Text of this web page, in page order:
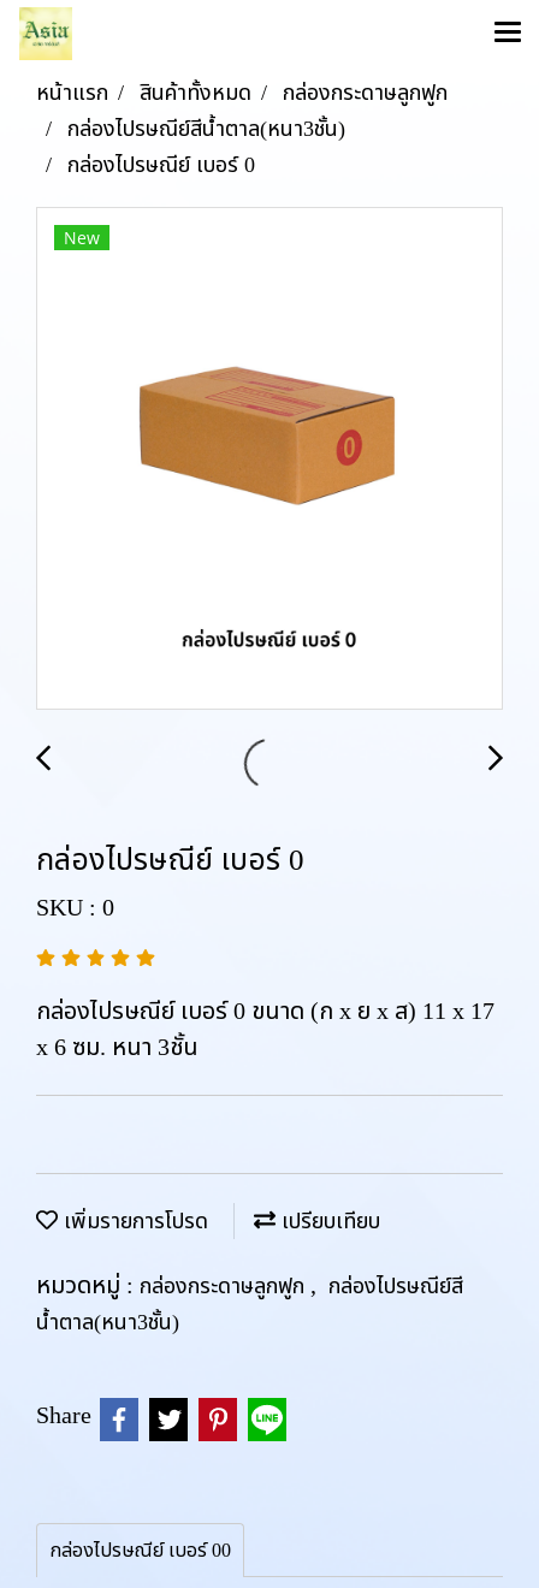
หน้าแรก สินค้าทั้งหมด
กล่องกระดาษลูกฟูก
กล่องไปรษณีย์สีน้ำตาล(หนา3ชั้น)
กล่องไปรษณีย์ เบอร์ 0
New
กล่องไปรษณีย์ เบอร์ 0
SKU : 0
กล่องไปรษณีย์ เบอร์ 0 ขนาด (ก x ย x ส) 11 x 17
x 6 ซม. หนา 3ชั้น
เพิ่มรายการโปรด เปรียบเทียบ
หมวดหมู่ : กล่องกระดาษลูกฟูก , กล่องไปรษณีย์สี
น้ำตาล(หนา3ชั้น)
Share
กล่องไปรษณีย์ เบอร์ 00